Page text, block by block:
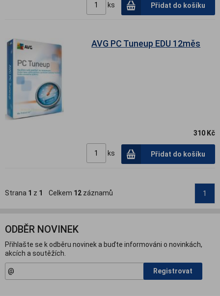
ks Přidat do košíku
AVG PC Tuneup EDU 12měs
310 Kč
ks Přidat do košíku
Strana 1 z 1 Celkem 12 záznamů 1
ODBĚR NOVINEK
Přihlašte se k odběru novinek a buďte informováni o novinkách,
akcích a soutěžích.
Registrovat